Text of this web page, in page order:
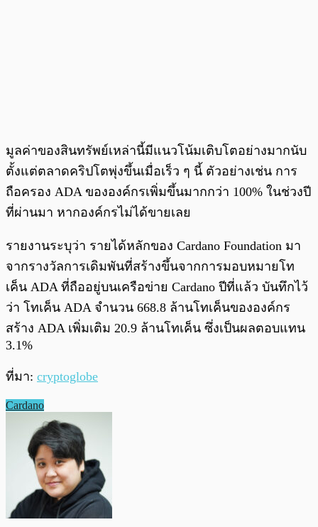
มูลค่าของสินทรัพย์เหล่านี้มีแนวโน้มเติบโตอย่างมากนับ
ตั้งแต่ตลาดคริปโตพุ่งขึ้นเมื่อเร็ว ๆ นี้ ตัวอย่างเช่น การ
ถือครอง ADA ขององค์กรเพิ่มขึ้นมากกว่า 100% ในช่วงปี
ที่ผ่านมา หากองค์กรไม่ได้ขายเลย
รายงานระบุว่า รายได้หลักของ Cardano Foundation มา
จากรางวัลการเดิมพันที่สร้างขึ้นจากการมอบหมายโท
เค็น ADA ที่ถืออยู่บนเครือข่าย Cardano ปีที่แล้ว บันทึกไว้
ว่า โทเค็น ADA จำนวน 668.8 ล้านโทเค็นขององค์กร
สร้าง ADA เพิ่มเติม 20.9 ล้านโทเค็น ซึ่งเป็นผลตอบแทน
3.1%
ที่มา: cryptoglobe
Cardano